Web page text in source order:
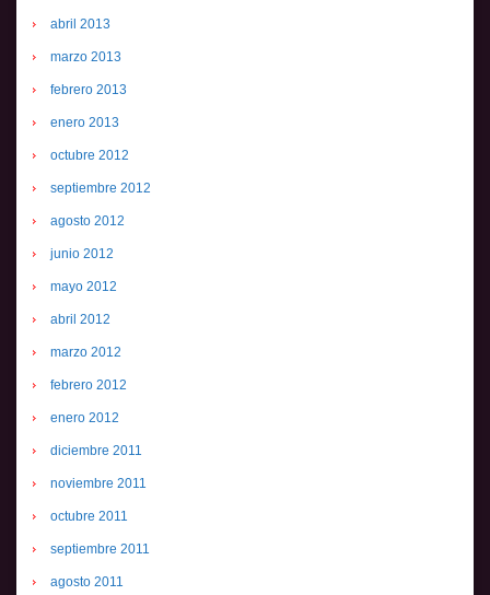
abril 2013
marzo 2013
febrero 2013
enero 2013
octubre 2012
septiembre 2012
agosto 2012
junio 2012
mayo 2012
abril 2012
marzo 2012
febrero 2012
enero 2012
diciembre 2011
noviembre 2011
octubre 2011
septiembre 2011
agosto 2011